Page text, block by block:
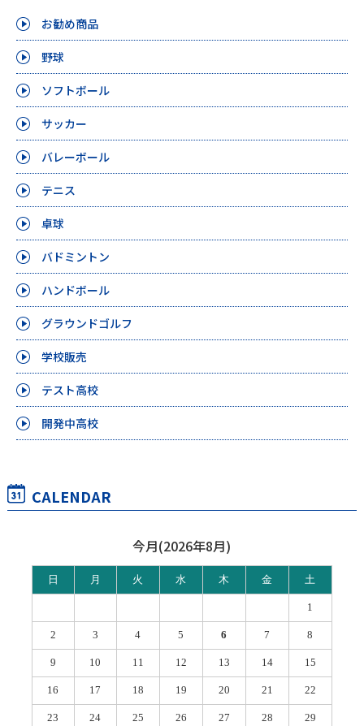
お勧め商品
野球
ソフトボール
サッカー
バレーボール
テニス
卓球
バドミントン
ハンドボール
グラウンドゴルフ
学校販売
テスト高校
開発中高校
CALENDAR
今月(2026年8月)
日 月 火 水 木 金 土
1
2 3 4 5 6 7 8
9 10 11 12 13 14 15
16 17 18 19 20 21 22
23 24 25 26 27 28 29